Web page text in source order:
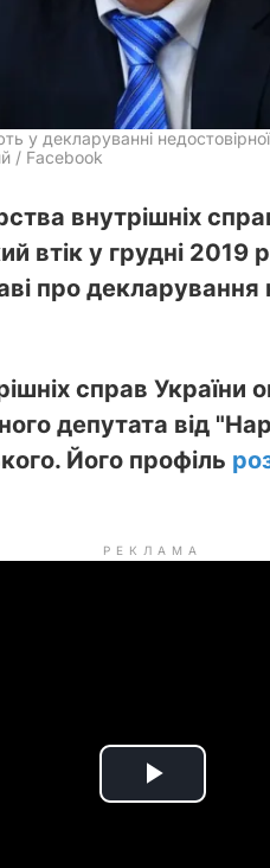
у декларуванні недостовірної
/ Facebook
внутрішніх
втік у грудні 2019
про декларування
справ України
депутата від
Його профіль
РЕКЛАМА
P